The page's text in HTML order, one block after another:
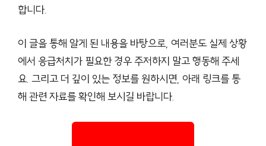
합니다.
이 글을 통해 알게 된 내용을 바탕으로, 여러분도 실제 상황
에서 응급처치가 필요한 경우 주저하지 말고 행동해 주세
요. 그리고 더 깊이 있는 정보를 원하시면, 아래 링크를 통
해 관련 자료를 확인해 보시길 바랍니다.